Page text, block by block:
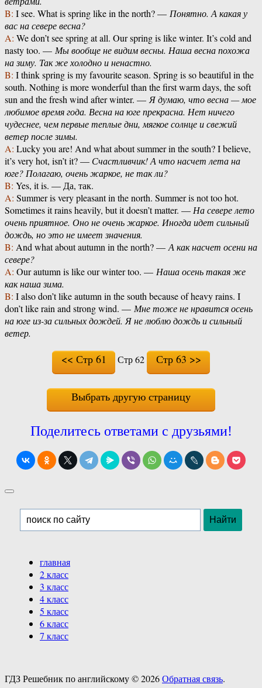
B: I see. What is spring like in the north? — Понятно. А какая у
вас на севере весна?
A: We don’t see spring at all. Our spring is like winter. It’s cold and
nasty too. — Мы вообще не видим весны. Наша весна похожа
на зиму. Так же холодно и ненастно.
B: I think spring is my favourite season. Spring is so beautiful in the
south. Nothing is more wonderful than the first warm days, the soft
sun and the fresh wind after winter. — Я думаю, что весна — мое
любимое время года. Весна на юге прекрасна. Нет ничего
чудеснее, чем первые теплые дни, мягкое солнце и свежий
ветер после зимы.
A: Lucky you are! And what about summer in the south? I believe,
it’s very hot, isn’t it? — Счастливчик! А что насчет лета на
юге? Полагаю, очень жаркое, не так ли?
B: Yes, it is. — Да, так.
A: Summer is very pleasant in the north. Summer is not too hot.
Sometimes it rains heavily, but it doesn’t matter. — На севере лето
очень приятное. Оно не очень жаркое. Иногда идет сильный
дождь, но это не имеет значения.
B: And what about autumn in the north? — А как насчет осени на
севере?
A: Our autumn is like our winter too. — Наша осень такая же
как наша зима.
B: I also don’t like autumn in the south because of heavy rains. I
don’t like rain and strong wind. — Мне тоже не нравится осень
на юге из-за сильных дождей. Я не люблю дождь и сильный
ветер.
<< Стр 61 Стр 62 Стр 63 >>
Выбрать другую страницу
Поделитесь ответами с друзьями!
главная
2 класс
3 класс
4 класс
5 класс
6 класс
7 класс
ГДЗ Решебник по английскому ©2026Обратная связь.